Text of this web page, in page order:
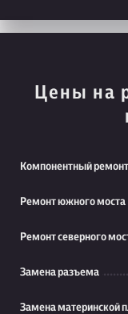
Цены на
Компонентный ремонт
Ремонт южного моста
Ремонт северного
Замена разъема
Замена материнской